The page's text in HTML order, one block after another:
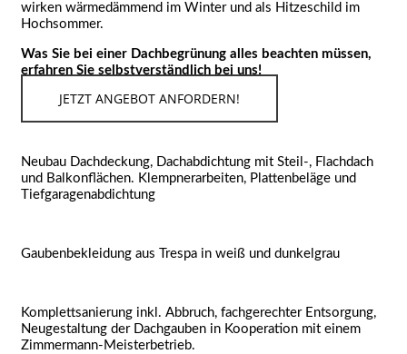
wirken wärmedämmend im Winter und als Hitzeschild im
Hochsommer.
Was Sie bei einer Dachbegrünung alles beachten müssen,
erfahren Sie selbstverständlich bei uns!
JETZT ANGEBOT ANFORDERN!
Neubau Dachdeckung, Dachabdichtung mit Steil-, Flachdach
und Balkonflächen. Klempnerarbeiten, Plattenbeläge und
Tiefgaragenabdichtung
Gaubenbekleidung aus Trespa in weiß und dunkelgrau
Komplettsanierung inkl. Abbruch, fachgerechter Entsorgung,
Neugestaltung der Dachgauben in Kooperation mit einem
Zimmermann-Meisterbetrieb.